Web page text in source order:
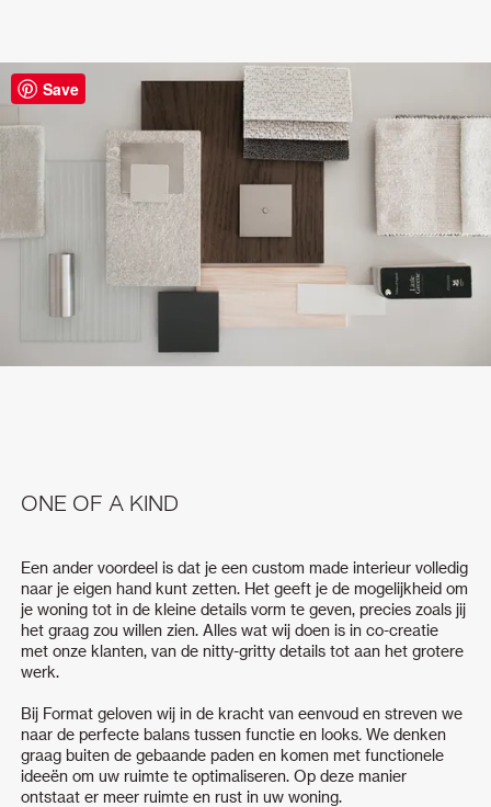
ONE OF A KIND
Een ander voordeel is dat je een custom made interieur volledig
naar je eigen hand kunt zetten. Het geeft je de mogelijkheid om
je woning tot in de kleine details vorm te geven, precies zoals jij
het graag zou willen zien. Alles wat wij doen is in co-creatie
met onze klanten, van de nitty-gritty details tot aan het grotere
werk.
Bij Format geloven wij in de kracht van eenvoud en streven we
naar de perfecte balans tussen functie en looks.We denken
graag buiten de gebaande paden en komen met functionele
ideeën om uw ruimte te optimaliseren. Op deze manier
ontstaat er meer ruimte en rust in uw woning.
Save